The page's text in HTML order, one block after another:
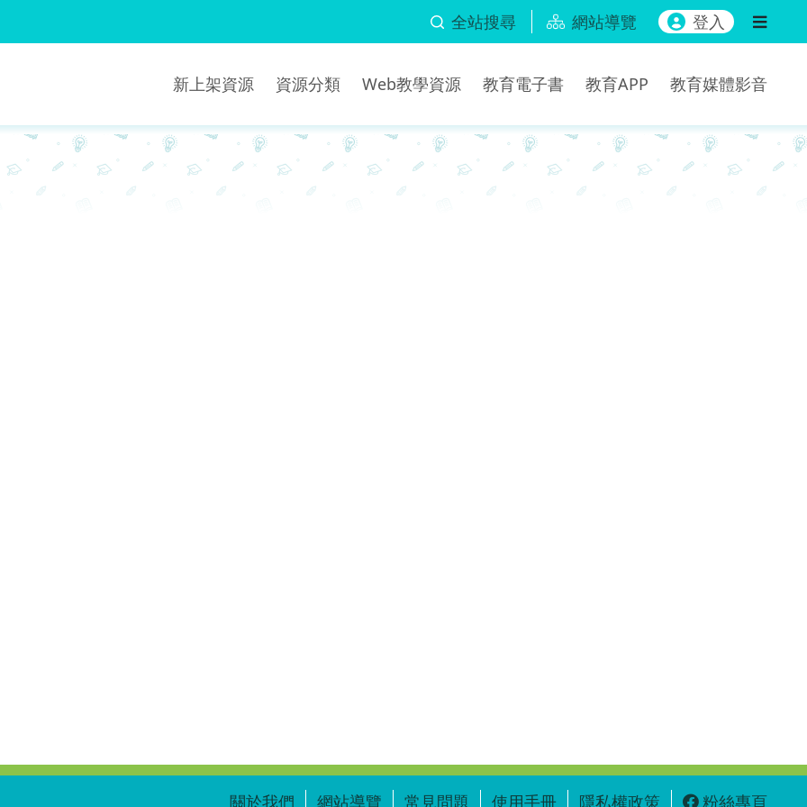
全站搜尋 網站導覽 登入
新上架資源 資源分類 Web教學資源 教育電子書 教育APP 教育媒體影音
關於我們 網站導覽 常見問題 使用手冊 隱私權政策 粉絲專頁